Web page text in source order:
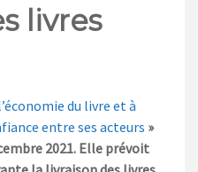
livres
du livre et à
entre ses acteurs »
2021. Elleprévoit